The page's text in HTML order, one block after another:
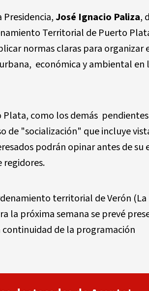
José Ignacio Paliza,
Territorial de Puerto
normas claras para organizar
económica y ambiental en
como los demás
de "socialización" que incluye
podrán opinar antes de su
regidores.
territorial de Verón (La
la próxima semana se prevé
continuidad de la programación